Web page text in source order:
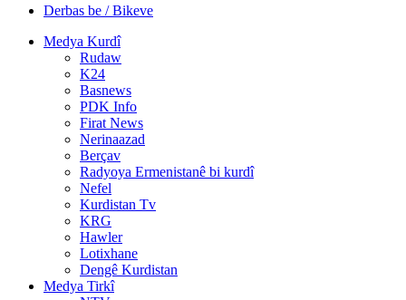
Derbas be / Bikeve
Medya Kurdî
Rudaw
K24
Basnews
PDK Info
Firat News
Nerinaazad
Berçav
Radyoya Ermenistanê bi kurdî
Nefel
Kurdistan Tv
KRG
Hawler
Lotixhane
Dengê Kurdistan
Medya Tirkî